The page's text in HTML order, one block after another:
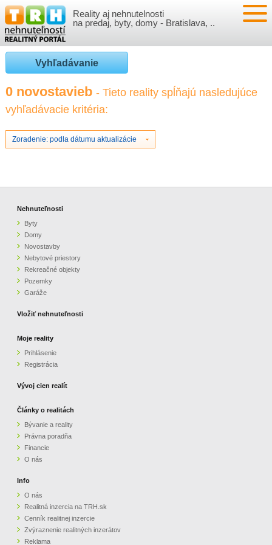
Reality aj nehnutelnosti
na predaj, byty, domy - Bratislava, ..
NEHNUTEĽNOSTI
BYTY
NOVOSTAVBY
NEBYTOVÉ PRIESTORY
GARÁŽE
VLOŽIŤ NEHNUTEĽNOSTI
PRIHLÁSENIE
REGISTRÁCIA
VÝVOJ CIEN REALÍT
ČLÁNKY O REALITÁCH
O NÁS
CENNÍK REALITNEJ INZERCIE
ZVÝRAZNENIE REALITNÝCH INZERÁTOV
PARTNERI
OBCHODNÉ PODMIENKY
KONTAKT
Vyhľadávanie
0 novostavieb - Tieto reality spĺňajú nasledujúce
vyhľadávacie kritéria:
Zoradenie: podla dátumu aktualizácie
Nehnuteľnosti
Byty
Domy
Novostavby
Nebytové priestory
Rekreačné objekty
Pozemky
Garáže
Vložiť nehnuteľnosti
Moje reality
Prihlásenie
Registrácia
Vývoj cien realít
Články o realitách
Bývanie a reality
Právna poradňa
Financie
O nás
Info
O nás
Realitná inzercia na TRH.sk
Cenník realitnej inzercie
Zvýraznenie realitných inzerátov
Reklama